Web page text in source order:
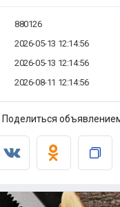
880126
2026-05-13 12:14:56
2026-05-13 12:14:56
2026-08-11 12:14:56
Поделиться